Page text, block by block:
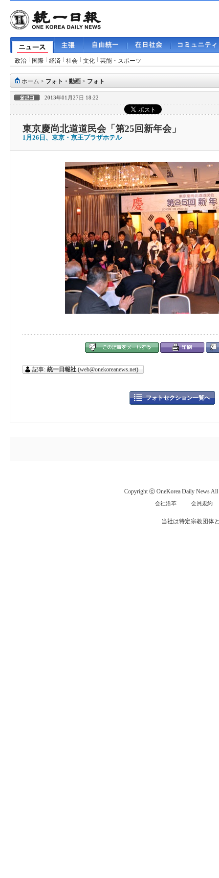
政治 国際 経済 社会 文化 芸能・スポーツ
ホーム > フォト・動画 > フォト
2013年01月27日 18:22
東京慶尚北道道民会「第25回新年会」
1月26日、東京・京王プラザホテル
記事: 統一日報社 (web@onekoreanews.net)
フォトセクション一覧へ
Copyright ⓒ OneKorea Daily News All
会社沿革 会員規約
当社は特定宗教団体